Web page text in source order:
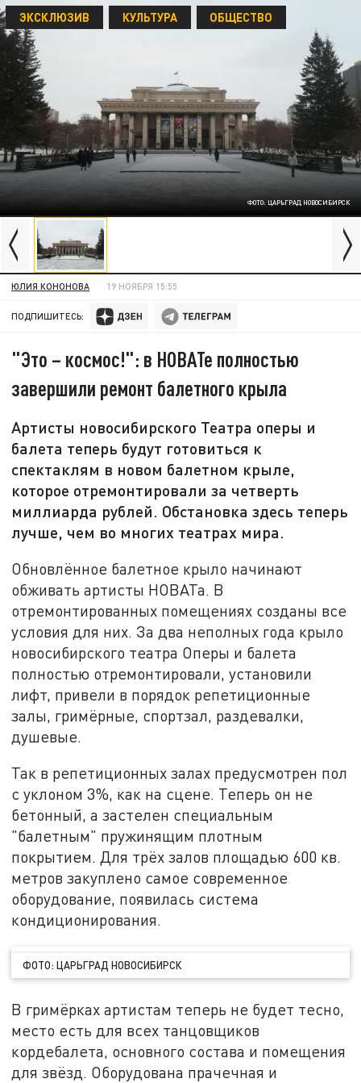
ФОТО: ЦАРЬГРАД НОВОСИБИРСК
ЭКСКЛЮЗИВ КУЛЬТУРА ОБЩЕСТВО
ЮЛИЯ КОНОНОВА 19 НОЯБРЯ 15:55
ПОДПИШИТЕСЬ:
"Это – космос!": в НОВАТе полностью
завершили ремонт балетного крыла
Артисты новосибирского Театра оперы и
балета теперь будут готовиться к
спектаклям в новом балетном крыле,
которое отремонтировали за четверть
миллиарда рублей. Обстановка здесь теперь
лучше, чем во многих театрах мира.
Обновлённое балетное крыло начинают
обживать артисты НОВАТа. В
отремонтированных помещениях созданы все
условия для них. За два неполных года крыло
новосибирского театра Оперы и балета
полностью отремонтировали, установили
лифт, привели в порядок репетиционные
залы, гримёрные, спортзал, раздевалки,
душевые.
Так в репетиционных залах предусмотрен пол
с уклоном 3%, как на сцене. Теперь он не
бетонный, а застелен специальным
"балетным" пружинящим плотным
покрытием. Для трёх залов площадью 600 кв.
метров закуплено самое современное
оборудование, появилась система
кондиционирования.
ФОТО: ЦАРЬГРАД НОВОСИБИРСК
В гримёрках артистам теперь не будет тесно,
место есть для всех танцовщиков
кордебалета, основного состава и помещения
для звёзд. Оборудована прачечная и